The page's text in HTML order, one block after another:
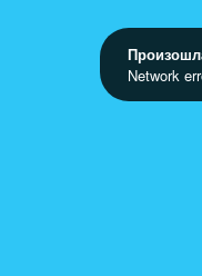
Network